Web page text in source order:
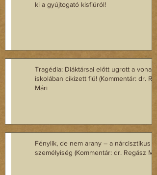
ki a gyúj­to­gató kisfi­ú­ról!
Tragédia: Diáktársai előtt ugrott a vonat
iskolában cikizett fiú! (Kommentár: dr.
Mári
Fénylik, de nem arany – a nárcisztikus
személyiség (Kommentár: dr. Regász